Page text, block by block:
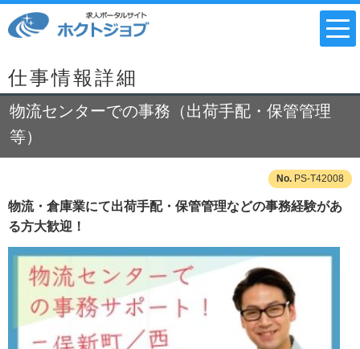
仕事情報詳細
物流センターでの事務（出荷手配・保管管理
等）
PS-T42008
物流・倉庫業にて出荷手配・保管管理などの事務経験があ
る方大歓迎！